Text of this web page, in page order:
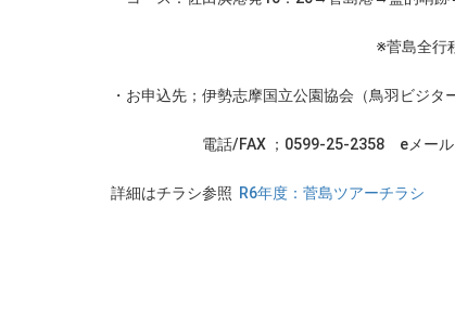
※菅島全行程 約３
・お申込先；伊勢志摩国立公園協会（鳥羽ビジタ
電話/FAX ；0599-25-2358 eメール；
詳細はチラシ参照 R6年度：菅島ツアーチラシ